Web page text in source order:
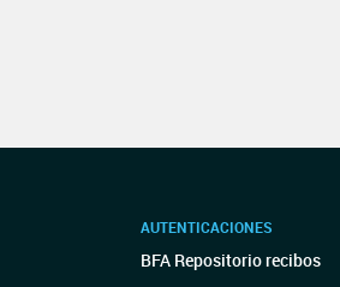
AUTENTICACIONES
BFA Repositorio recibos